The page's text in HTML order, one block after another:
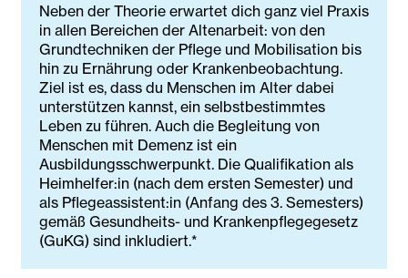
Neben der Theorie erwartet dich ganz viel Praxis
in allen Bereichen der Altenarbeit: von den
Grundtechniken der Pflege und Mobilisation bis
hin zu Ernährung oder Krankenbeobachtung.
Ziel ist es, dass du Menschen im Alter dabei
unterstützen kannst, ein selbstbestimmtes
Leben zu führen. Auch die Begleitung von
Menschen mit Demenz ist ein
Ausbildungsschwerpunkt. Die Qualifikation als
Heimhelfer:in (nach dem ersten Semester) und
als Pflegeassistent:in (Anfang des 3. Semesters)
gemäß Gesundheits- und Krankenpflegegesetz
(GuKG) sind inkludiert.*